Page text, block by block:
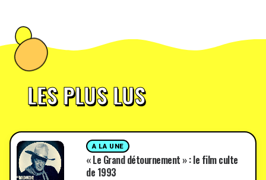
LES PLUS LUS
A LA UNE
« Le Grand détournement » : le film culte
de 1993